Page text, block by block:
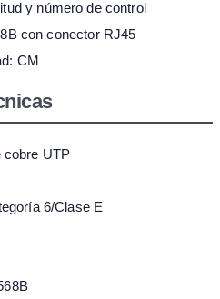
y número de control
con conector RJ45
CM
cobre UTP
6/Clase E